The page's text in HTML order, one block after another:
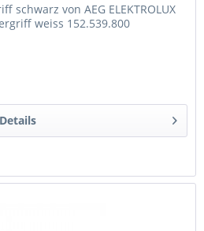
schwarz von AEG ELEKTROLUX
weiss 152.539.800
Details